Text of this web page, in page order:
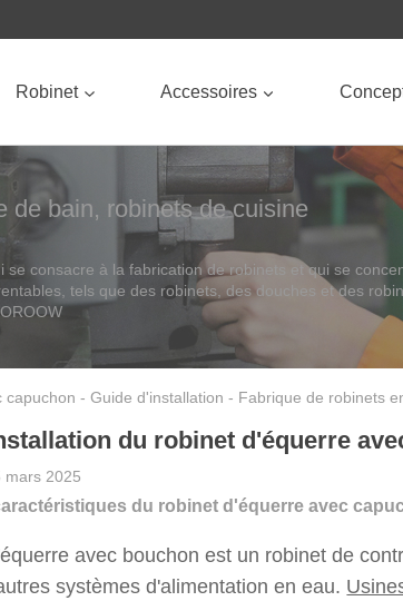
Robinet Accessoires
de bain, robinets de cuisine
consacre à la fabrication de robinets et qui se
tels que des robinets, des douches et des
- Guide d'installation - Fabrique de robinets
du robinet d'équerre
mars 2025
du robinet d'équerre avec
avec bouchon est un robinet de
systèmes d'alimentation en eau.